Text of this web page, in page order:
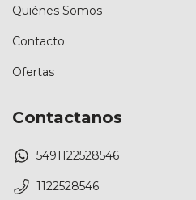
Quiénes Somos
Contacto
Ofertas
Contactanos
5491122528546
1122528546